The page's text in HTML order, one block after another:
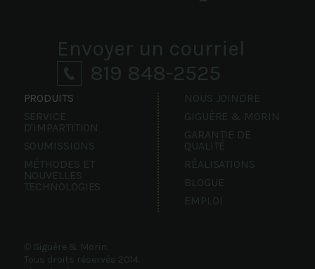
Envoyer un courriel
819 848-2525
PRODUITS
SERVICE
D'IMPARTITION
SOUMISSIONS
MÉTHODES ET
NOUVELLES
TECHNOLOGIES
NOUS JOINDRE
GIGUÈRE & MORIN
GARANTIE DE
QUALITÉ
RÉALISATIONS
BLOGUE
EMPLOI
Giguère & Morin.
Tous droits réservés 2014.